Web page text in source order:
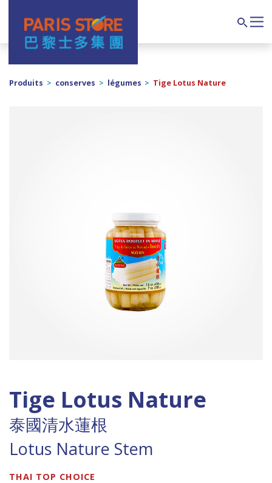
Navigation principale
Produits > conserves > légumes > Tige Lotus Nature
Tige Lotus Nature
泰國清水蓮根
Lotus Nature Stem
THAI TOP CHOICE